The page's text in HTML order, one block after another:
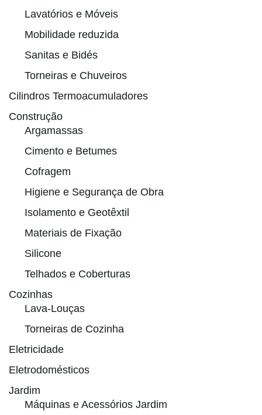
Lavatórios e Móveis
Mobilidade reduzida
Sanitas e Bidés
Torneiras e Chuveiros
Cilindros Termoacumuladores
Construção
Argamassas
Cimento e Betumes
Cofragem
Higiene e Segurança de Obra
Isolamento e Geotêxtil
Materiais de Fixação
Silicone
Telhados e Coberturas
Cozinhas
Lava-Louças
Torneiras de Cozinha
Eletricidade
Eletrodomésticos
Jardim
Máquinas e Acessórios Jardim